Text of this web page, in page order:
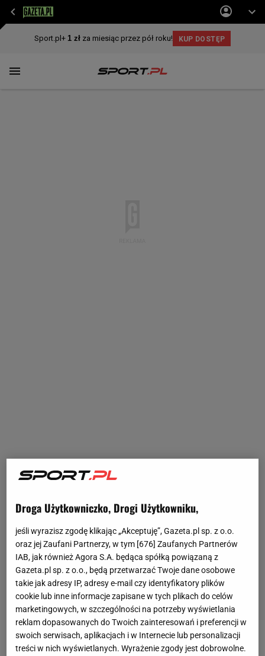
FIFA ULTIMATE TEAM
Droga Użytkowniczko, Drogi Użytkowniku,
jeśli wyrazisz zgodę klikając „Akceptuję”, Gazeta.pl sp. z o.o.
oraz jej Zaufani Partnerzy, w tym [676] Zaufanych Partnerów
IAB, jak również Agora S.A. będąca spółką powiązaną z
Gazeta.pl sp. z o.o., będą przetwarzać Twoje dane osobowe
takie jak adresy IP, adresy e-mail czy identyfikatory plików
cookie lub inne informacje zapisane w tych plikach do celów
marketingowych, w szczególności na potrzeby wyświetlania
reklam dopasowanych do Twoich zainteresowań i preferencji w
swoich serwisach, aplikacjach i w Internecie lub personalizacji
treści w nich wyświetlanych. Wyrażenie zgody jest dobrowolne.